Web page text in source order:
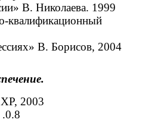
В. Николаева. 1999
квалификационный
В. Борисов, 2004
2003